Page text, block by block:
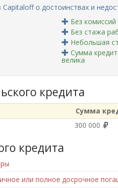
о достоинствах и
Без комиссий
Без стажа
Небольшая
Сумма
велика
кредита
Сумма
300 000
кредита
или полное досрочное